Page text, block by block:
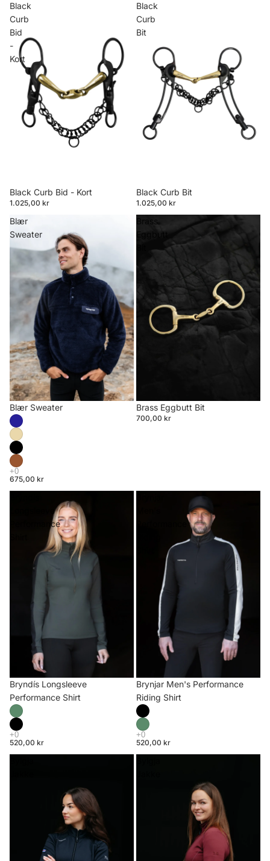
Black
Curb
Bid
-
Kort
Black Curb Bid - Kort
1.025,00 kr
Black
Curb
Bit
Black Curb Bit
1.025,00 kr
Blær
Sweater
Blær Sweater
675,00 kr
Brass
Eggbutt
Brass Eggbutt Bit
700,00 kr
Longsleeve
Performance
Bryndís Longsleeve
Performance Shirt
520,00 kr
Brynjar Men's Performance
Riding Shirt
520,00 kr